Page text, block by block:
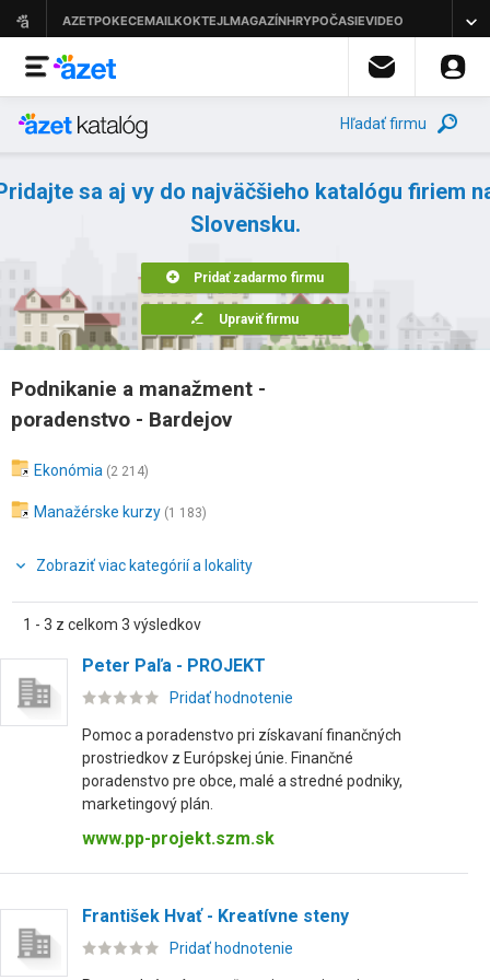
Hľadať firmu
sa aj vy do najväčšieho katalógu firiem
Slovensku.
Pridať zadarmo firmu
Upraviť firmu
Podnikanie a manažment -
poradenstvo - Bardejov
Ekonómia (2 214)
Manažérske kurzy (1 183)
Zobraziť viac kategórií a lokality
1 - 3 z celkom 3 výsledkov
Peter Paľa - PROJEKT
Pridať hodnotenie
Pomoc a poradenstvo pri získavaní finančných
prostriedkov z Európskej únie. Finančné
poradenstvo pre obce, malé a stredné podniky,
marketingový plán.
www.pp-projekt.szm.sk
František Hvať - Kreatívne steny
Pridať hodnotenie